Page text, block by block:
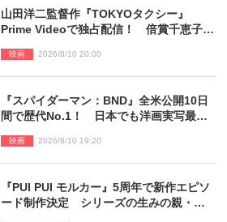
山田洋二監督作『TOKYOタクシー』
Prime Videoで独占配信！ 倍賞千恵子×
映画 2026/8/10 20:00
『スパイダーマン：BND』全米公開10日
間で歴代No.1！ 日本でも洋画実写最速
映画 2026/8/10 19:20
『PUI PUI モルカー』5周年で新作エピソ
ード制作決定 シリーズの生みの親・見